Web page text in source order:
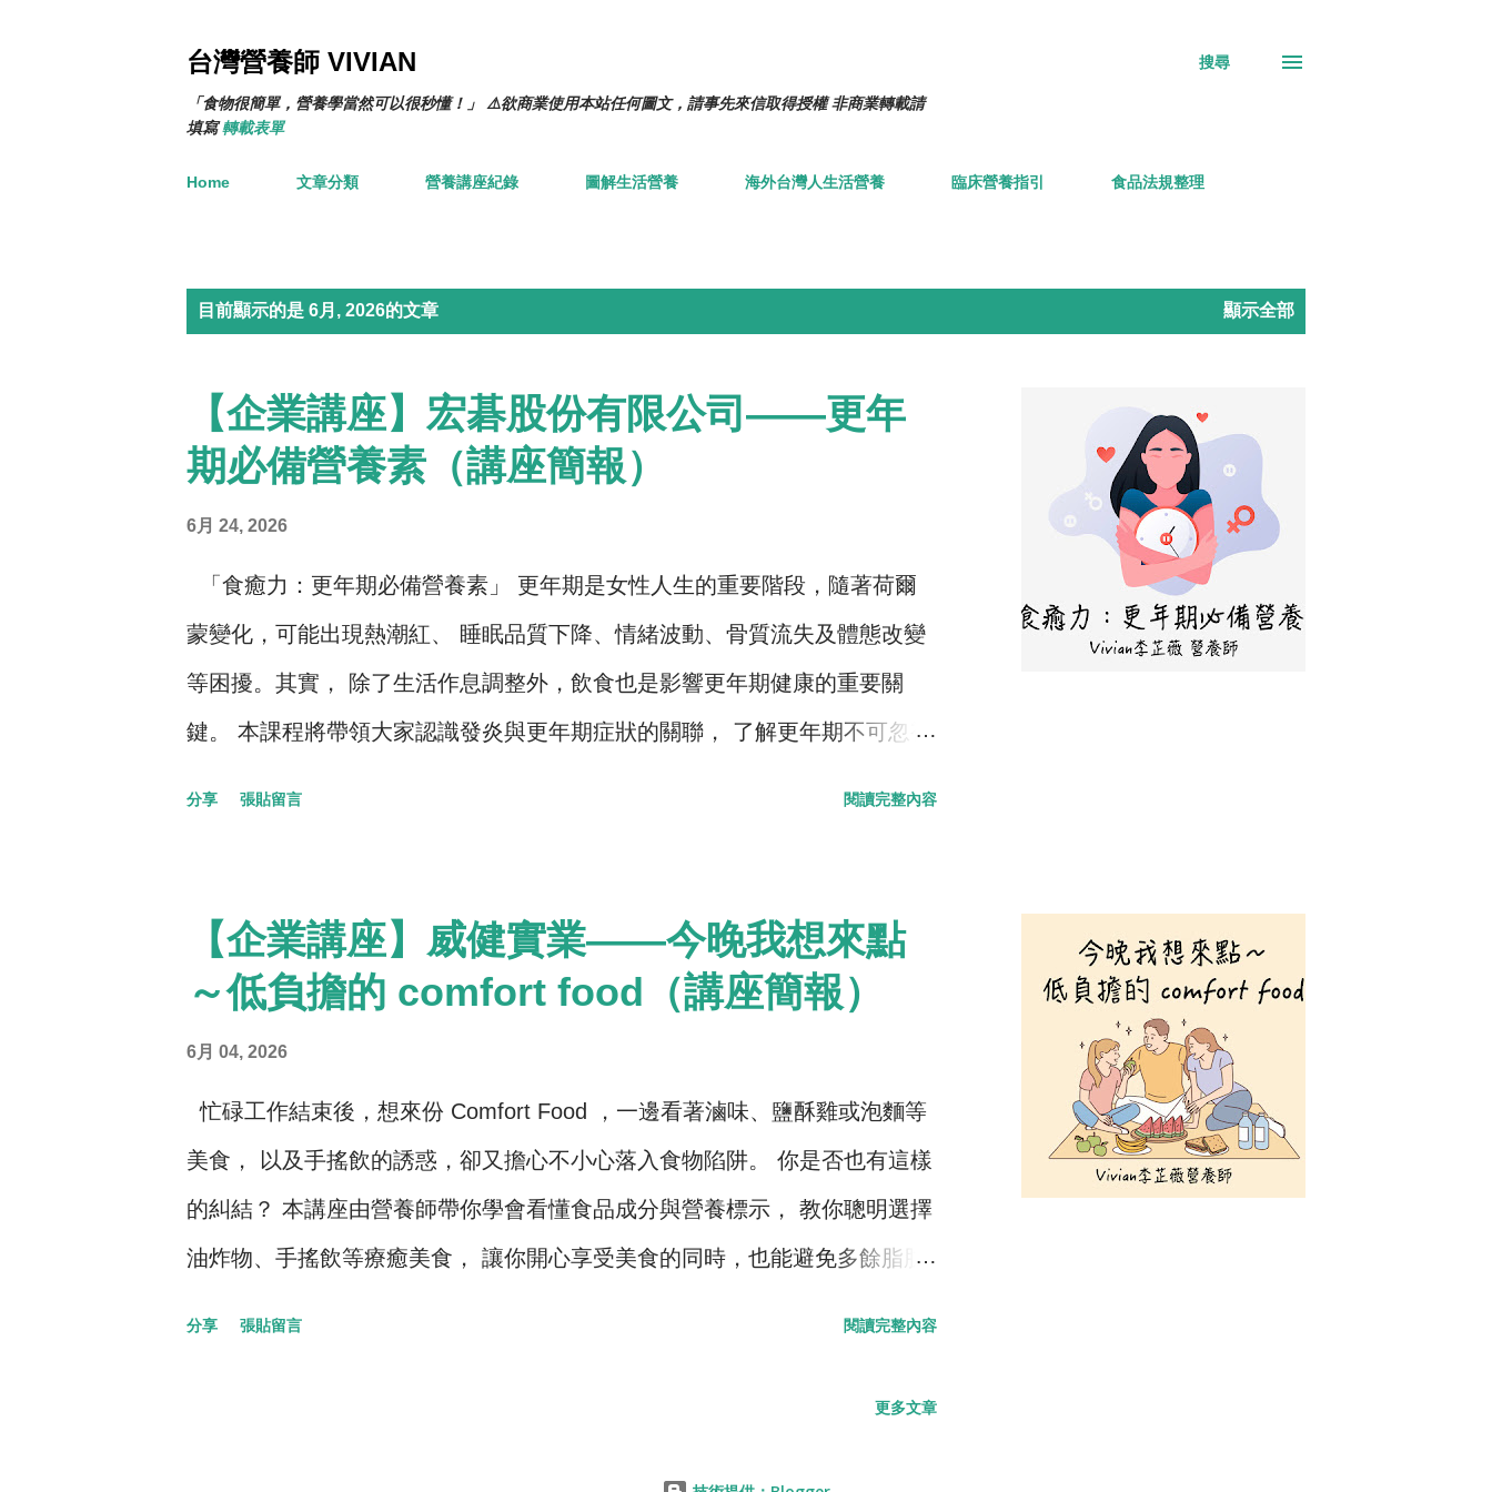
台灣營養師 VIVIAN
「食物很簡單，營養學當然可以很秒懂！」 ⚠️欲商業使用本站任何圖文，請事先來信取得授權 非商業轉載請
填寫轉載表單
搜尋
Home 文章分類 營養講座紀錄 圖解生活營養 海外台灣人生活營養 臨床營養指引 食品法規整理
目前顯示的是 6月, 2026的文章 顯示全部
【企業講座】宏碁股份有限公司——更年
期必備營養素（講座簡報）
6月 24, 2026
「食癒力：更年期必備營養素」 更年期是女性人生的重要階段，隨著荷爾
蒙變化，可能出現熱潮紅、 睡眠品質下降、情緒波動、骨質流失及體態改變
等困擾。其實， 除了生活作息調整外，飲食也是影響更年期健康的重要關
鍵。 本課程將帶領大家認識發炎與更年期症狀的關聯， 了解更年期不可忽視
迷思，掌握更年期飲食注意事項與保健原則
分享 張貼留言 閱讀完整內容
【企業講座】威健實業——今晚我想來點
～低負擔的 comfort food（講座簡報）
6月 04, 2026
忙碌工作結束後，想來份 Comfort Food ，一邊看著滷味、鹽酥雞或泡麵等
美食， 以及手搖飲的誘惑，卻又擔心不小心落入食物陷阱。 你是否也有這樣
的糾結？ 本講座由營養師帶你學會看懂食品成分與營養標示， 教你聰明選擇
油炸物、手搖飲等療癒美食， 讓你開心享受美食的同時，也能避免多餘脂肪
分享 張貼留言 閱讀完整內容
更多文章